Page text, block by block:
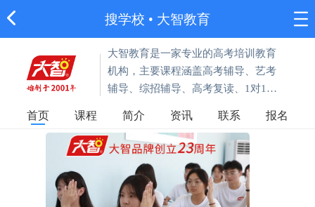
搜学校 • 大智教育
大智教育是一家专业的高考培训教育
机构，主要课程涵盖高考辅导、艺考
辅导、综招辅导、高考复读、1对1个
首页 课程 简介 资讯 联系 报名